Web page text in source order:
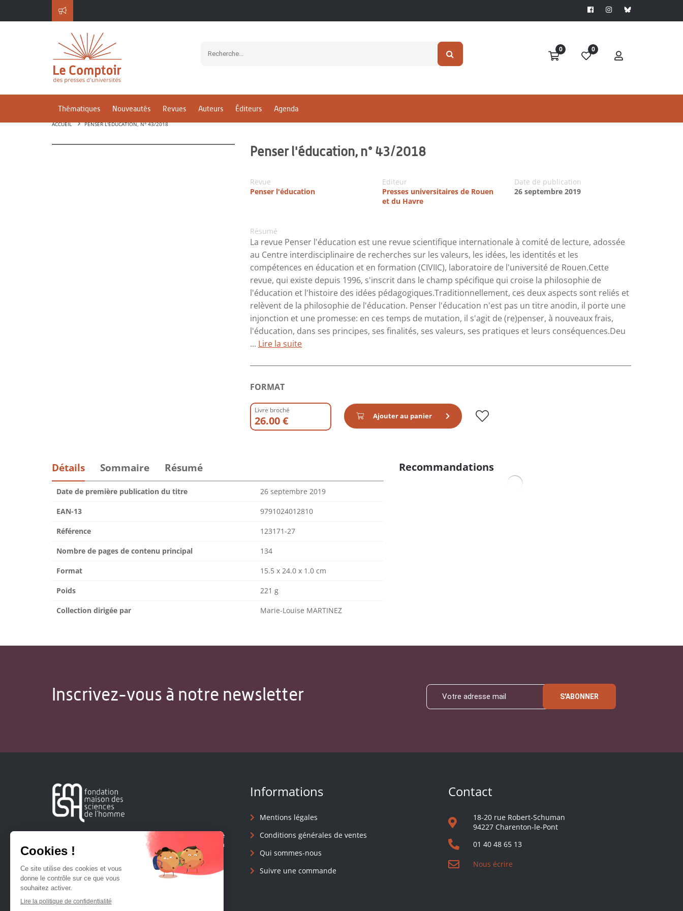
0 0
Thématiques Nouveautés Revues Auteurs Éditeurs Agenda
ACCUEIL PENSER L'ÉDUCATION, N° 43/2018
Penser l'éducation, n° 43/2018
Revue
Penser l'éducation
Editeur
Presses universitaires de Rouen
et du Havre
Date de publication
26 septembre 2019
Résumé
La revue Penser l'éducation est une revue scientifique internationale à comité de lecture, adossée
au Centre interdisciplinaire de recherches sur les valeurs, les idées, les identités et les
compétences en éducation et en formation (CIVIIC), laboratoire de l'université de Rouen.Cette
revue, qui existe depuis 1996, s'inscrit dans le champ spécifique qui croise la philosophie de
l'éducation et l'histoire des idées pédagogiques.Traditionnellement, ces deux aspects sont reliés et
relèvent de la philosophie de l'éducation. Penser l'éducation n'est pas un titre anodin, il porte une
injonction et une promesse: en ces temps de mutation, il s'agit de (re)penser, à nouveaux frais,
l'éducation, dans ses principes, ses finalités, ses valeurs, ses pratiques et leurs conséquences.Deu
... Lire la suite
FORMAT
Livre broché
26.00 € Ajouter au panier
Détails Sommaire Résumé
Date de première publication du titre 26 septembre 2019
EAN-13 9791024012810
Référence 123171-27
Nombre de pages de contenu principal 134
Format 15.5 x 24.0 x 1.0 cm
Poids 221 g
Collection dirigée par Marie-Louise MARTINEZ
Recommandations
Inscrivez-vous à notre newsletter S'ABONNER
Créée en 1963, la Fondation Maison Sciences de l'Homme
soutient la recherche et la diffusion des connaissances en
sciences humaines et sociales.
Informations
Mentions légales
Conditions générales de ventes
Qui sommes-nous
Suivre une commande
Contact
18-20 rue Robert-Schuman
94227 Charenton-le-Pont
01 40 48 65 13
Nous écrire